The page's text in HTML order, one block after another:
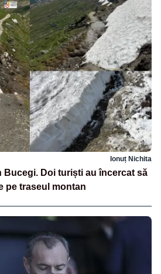
Ionuț Nichita
Bucegi. Doi turiști au încercat să
pe traseul montan